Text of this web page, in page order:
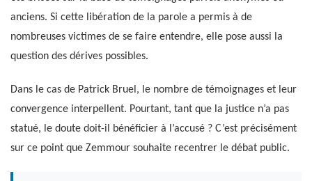
anciens. Si cette libération de la parole a permis à de
nombreuses victimes de se faire entendre, elle pose aussi la
question des dérives possibles.
Dans le cas de Patrick Bruel, le nombre de témoignages et leur
convergence interpellent. Pourtant, tant que la justice n’a pas
statué, le doute doit-il bénéficier à l’accusé ? C’est précisément
sur ce point que Zemmour souhaite recentrer le débat public.